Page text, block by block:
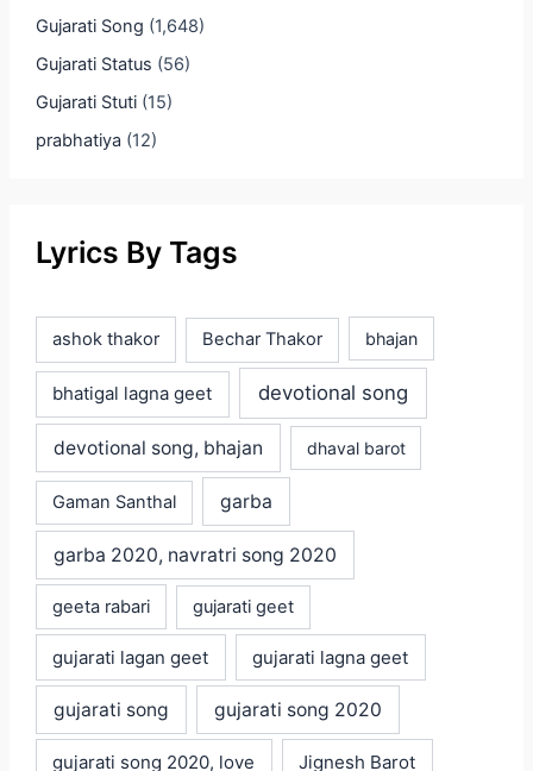
Gujarati Song (1,648)
Gujarati Status (56)
Gujarati Stuti(15)
prabhatiya (12)
Lyrics By Tags
ashok thakor Bechar Thakor bhajan
bhatigal lagna geet devotional song
devotional song, bhajan dhaval barot
Gaman Santhal garba
garba 2020, navratri song 2020
geeta rabari gujarati geet
gujarati lagan geet gujarati lagna geet
gujarati song gujarati song 2020
gujarati song 2020, love Jignesh Barot